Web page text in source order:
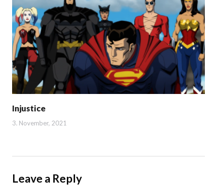
Injustice
3. November, 2021
Leave a Reply